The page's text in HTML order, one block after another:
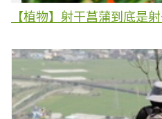
【植物】射干菖蒲到底是